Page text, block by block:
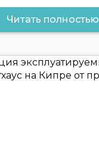
Читать полностью